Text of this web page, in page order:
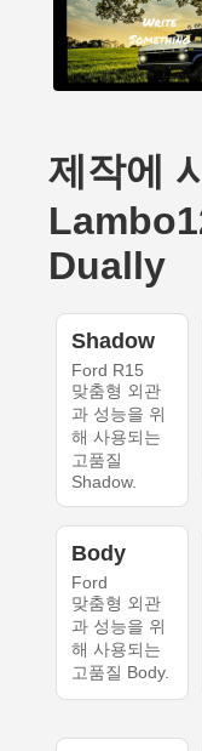
제작에
Dually
Shadow
Ford R15
맞춤형 외관
과 성능을 위
해 사용되는
고품질
Shadow.
Body
Ford
맞춤형 외관
과 성능을 위
해 사용되는
고품질 Body.